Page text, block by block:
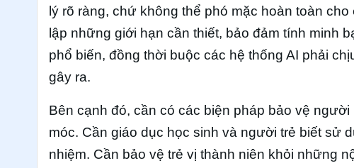
lý rõ ràng, chứ không thể phó mặc hoàn toàn
lập những giới hạn cần thiết, bảo đảm tính minh
phổ biến, đồng thời buộc các hệ thống AI phải
gây ra.
Bên cạnh đó, cần có các biện pháp bảo vệ
móc. Cần giáo dục học sinh và người trẻ biết sử
nhiệm. Cần bảo vệ trẻ vị thành niên khỏi những